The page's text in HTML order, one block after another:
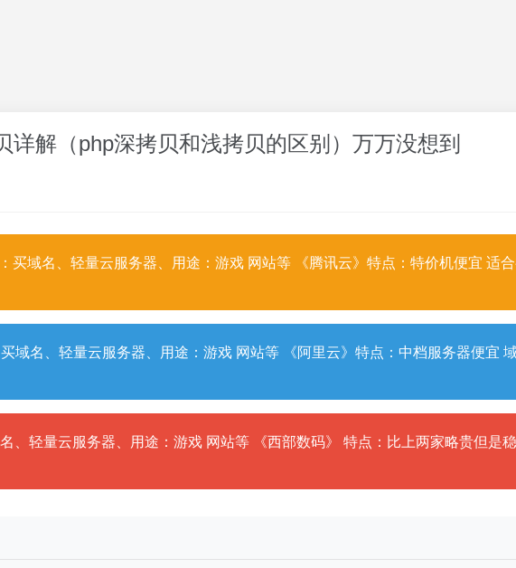
详解（php深拷贝和浅拷贝的区别）万万没想到
买域名、轻量云服务器、用途：游戏 网站等 《腾讯云》特点：特价机便宜 适
域名、轻量云服务器、用途：游戏 网站等 《阿里云》特点：中档服务器便宜
、轻量云服务器、用途：游戏 网站等 《西部数码》 特点：比上两家略贵但是